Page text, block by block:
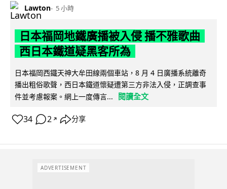
Lawton 5 小時
日本福岡地鐵廣播被入侵 播不雅歌曲
西日本鐵道疑黑客所為
日本福岡西鐵天神大牟田線兩個車站，8 月 4 日廣播系統離奇
播出粗俗歌聲，西日本鐵道懷疑遭第三方非法入侵，正調查事
件並考慮報案。網上一度傳言...
閱讀全文
34 2 ↗ 分享
ADVERTISEMENT